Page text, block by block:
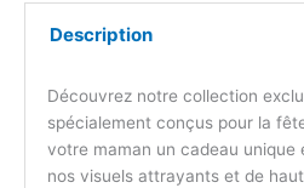
Description
Découvrez notre collection
spécialement conçus pour la
votre maman un cadeau unique
nos visuels attrayants et de